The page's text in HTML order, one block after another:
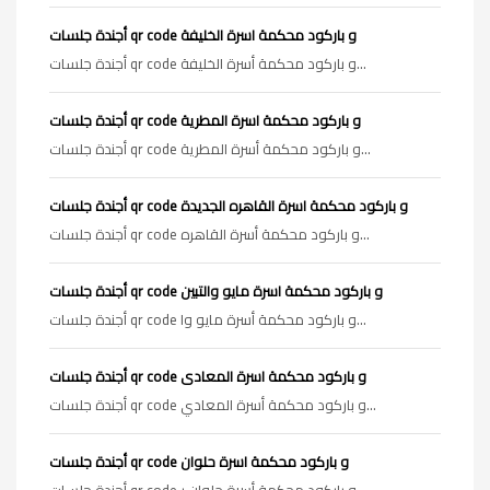
أجندة جلسات qr code و باركود محكمة اسرة الخليفة
أجندة جلسات qr code و باركود محكمة أسرة الخليفة...
أجندة جلسات qr code و باركود محكمة اسرة المطرية
أجندة جلسات qr code و باركود محكمة أسرة المطرية...
أجندة جلسات qr code و باركود محكمة اسرة القاهره الجديدة
أجندة جلسات qr code و باركود محكمة أسرة القاهره...
أجندة جلسات qr code و باركود محكمة اسرة مايو والتبين
أجندة جلسات qr code و باركود محكمة أسرة مايو وا...
أجندة جلسات qr code و باركود محكمة اسرة المعادى
أجندة جلسات qr code و باركود محكمة أسرة المعادي...
أجندة جلسات qr code و باركود محكمة اسرة حلوان